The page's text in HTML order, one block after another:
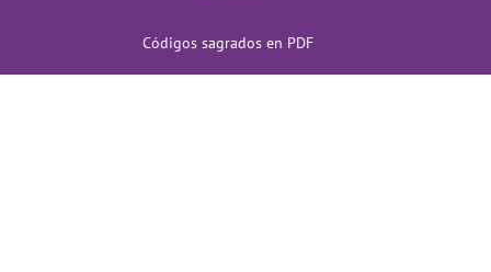
Códigos sagrados en PDF